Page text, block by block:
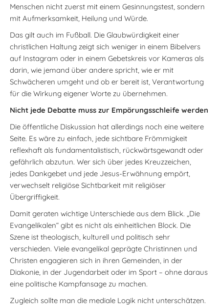
Menschen nicht zuerst mit einem Gesinnungstest, sondern
mit Aufmerksamkeit, Heilung und Würde.
Das gilt auch im Fußball. Die Glaubwürdigkeit einer
christlichen Haltung zeigt sich weniger in einem Bibelvers
auf Instagram oder in einem Gebetskreis vor Kameras als
darin, wie jemand über andere spricht, wie er mit
Schwächeren umgeht und ob er bereit ist, Verantwortung
für die Wirkung eigener Worte zu übernehmen.
Nicht jede Debatte muss zur Empörungsschleife werden
Die öffentliche Diskussion hat allerdings noch eine weitere
Seite. Es wäre zu einfach, jede sichtbare Frömmigkeit
reflexhaft als fundamentalistisch, rückwärtsgewandt oder
gefährlich abzutun. Wer sich über jedes Kreuzzeichen,
jedes Dankgebet und jede Jesus-Erwähnung empört,
verwechselt religiöse Sichtbarkeit mit religiöser
Übergriffigkeit.
Damit geraten wichtige Unterschiede aus dem Blick. „Die
Evangelikalen“ gibt es nicht als einheitlichen Block. Die
Szene ist theologisch, kulturell und politisch sehr
verschieden. Viele evangelikal geprägte Christinnen und
Christen engagieren sich in ihren Gemeinden, in der
Diakonie, in der Jugendarbeit oder im Sport – ohne daraus
eine politische Kampfansage zu machen.
Zugleich sollte man die mediale Logik nicht unterschätzen.